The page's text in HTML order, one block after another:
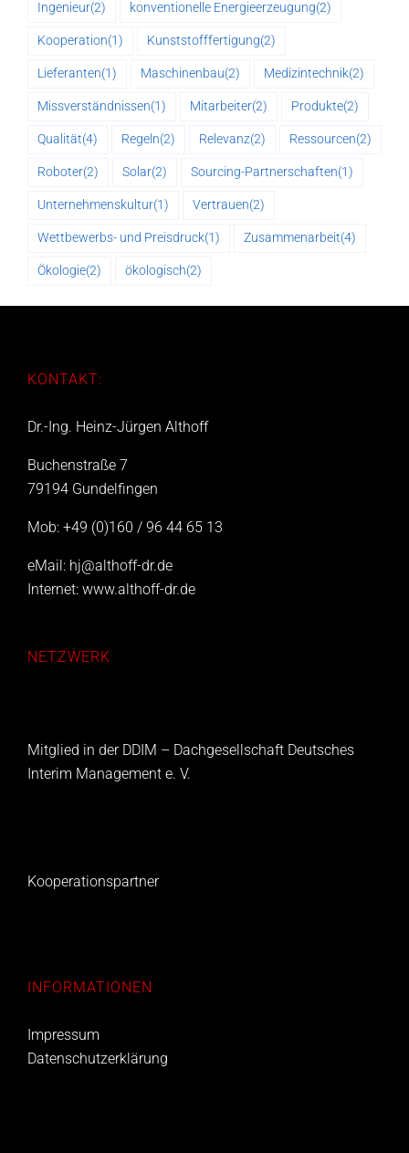
Ingenieur(2) konventionelle Energieerzeugung(2)
Kooperation(1) Kunststofffertigung(2)
Lieferanten(1) Maschinenbau(2) Medizintechnik(2)
Missverständnissen(1) Mitarbeiter(2) Produkte(2)
Qualität(4) Regeln(2) Relevanz(2) Ressourcen(2)
Roboter(2) Solar(2) Sourcing-Partnerschaften(1)
Unternehmenskultur(1) Vertrauen(2)
Wettbewerbs- und Preisdruck(1) Zusammenarbeit(4)
Ökologie(2) ökologisch(2)
KONTAKT:
Dr.-Ing. Heinz-Jürgen Althoff
Buchenstraße 7
79194 Gundelfingen
Mob: +49 (0)160 / 96 44 65 13
eMail: hj@althoff-dr.de
Internet: www.althoff-dr.de
NETZWERK
Mitglied in der DDIM – Dachgesellschaft Deutsches
Interim Management e. V.
Kooperationspartner
INFORMATIONEN
Impressum
Datenschutzerklärung